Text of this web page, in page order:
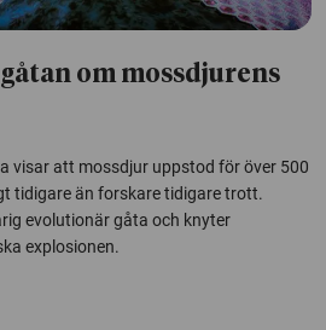
om mossdjurens
visar att mossdjur uppstod för över 500
tidigare än forskare tidigare trott.
evolutionär gåta och knyter
explosionen.